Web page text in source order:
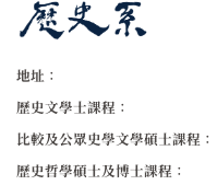
地址：
歷史文學士課程：
比較及公眾史學文學碩士課程：
歷史哲學碩士及博士課程：